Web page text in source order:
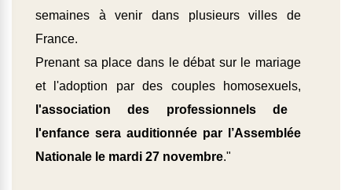
semaines à venir dans plusieurs villes de
France.
Prenant sa place dans le débat sur le mariage
et l'adoption par des couples homosexuels,
l'association des professionnels de
l'enfance sera auditionnée par l’Assemblée
Nationale le mardi 27 novembre."